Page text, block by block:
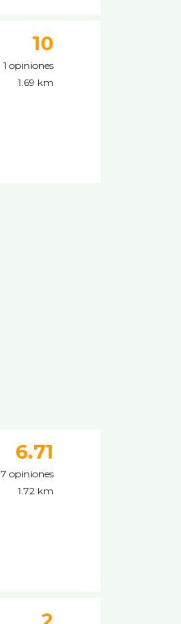
10
1 opiniones
1.69 km
6.71
7 opiniones
1.72 km